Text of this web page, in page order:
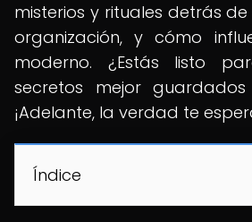
misterios y rituales detrás
organización, y cómo
moderno. ¿Estás listo
secretos mejor
¡Adelante, la verdad te
Índice